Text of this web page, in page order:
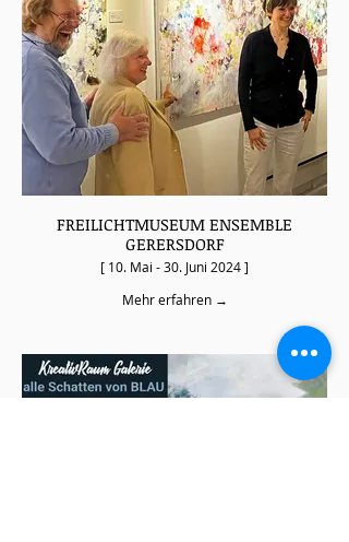
FREILICHTMUSEUM ENSEMBLE
GERERSDORF
[ 10. Mai - 30. Juni 2024 ]
Mehr erfahren →